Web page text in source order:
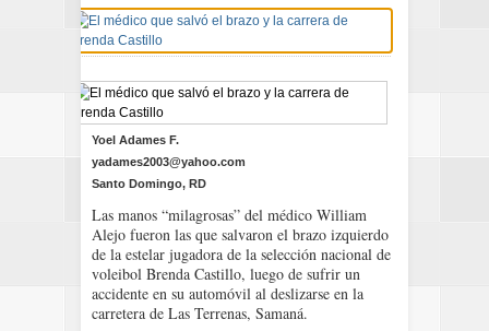
Yoel Adames F.
yadames2003@yahoo.com
Santo Domingo, RD
Las manos “milagrosas” del médico William
Alejo fueron las que salvaron el brazo izquierdo
de la estelar jugadora de la selección nacional de
voleibol Brenda Castillo, luego de sufrir un
accidente en su automóvil al deslizarse en la
carretera de Las Terrenas, Samaná.